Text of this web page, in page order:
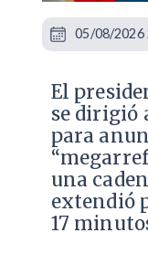
El
se dirigió
para
una
extendió
17
05/08/2026